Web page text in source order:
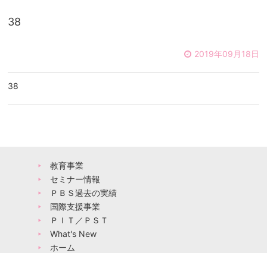
38
2019年09月18日
38
教育事業
セミナー情報
ＰＢＳ過去の実績
国際支援事業
ＰＩＴ／ＰＳＴ
What's New
ホーム